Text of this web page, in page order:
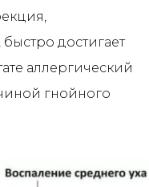
достигает
аллергический
гнойного